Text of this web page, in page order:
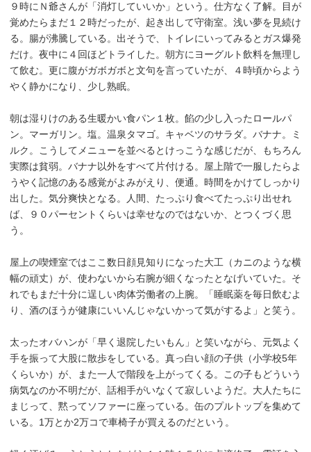
９時にＮ爺さんが「消灯していいか」という。仕方なく了解。目が
覚めたらまだ１２時だったが、起き出して守衛室。浅い夢を見続け
る。腸が沸騰している。出そうで、トイレにいってみるとガス爆発
だけ。夜中に４回ほどトライした。朝方にヨーグルト飲料を無理し
て飲む。更に腹がガボガボと文句を言っていたが、４時頃からよう
やく静かになり、少し熟眠。
朝は湿りけのある生暖かい食パン１枚。餡の少し入ったロールパ
ン。マーガリン。塩。温泉タマゴ。キャベツのサラダ。バナナ。ミ
ルク。こうしてメニューを並べるとけっこうな感じだが、もちろん
実際は貧弱。バナナ以外をすべて片付ける。屋上階で一服したらよ
うやく記憶のある感覚がよみがえり、便通。時間をかけてしっかり
出した。気分爽快となる。人間、たっぷり食べてたっぷり出せれ
ば、９０パーセントくらいは幸せなのではないか、とつくづく思
う。
屋上の喫煙室ではここ数日顔見知りになった大工（カニのような横
幅の頑丈）が、使わないから右腕が細くなったとなげいていた。そ
れでもまだ十分に逞しい肉体労働者の上腕。「睡眠薬を毎日飲むよ
り、酒のほうが健康にいいんじゃないかって気がするよ」と笑う。
太ったオバハンが「早く退院したいもん」と笑いながら、元気よく
手を振って大股に散歩をしている。真っ白い顔の子供（小学校5年
くらいか）が、また一人で階段を上がってくる。この子もどういう
病気なのか不明だが、話相手がいなくて寂しいようだ。大人たちに
まじって、黙ってソファーに座っている。缶のプルトップを集めて
いる。1万とか2万コで車椅子が買えるのだという。